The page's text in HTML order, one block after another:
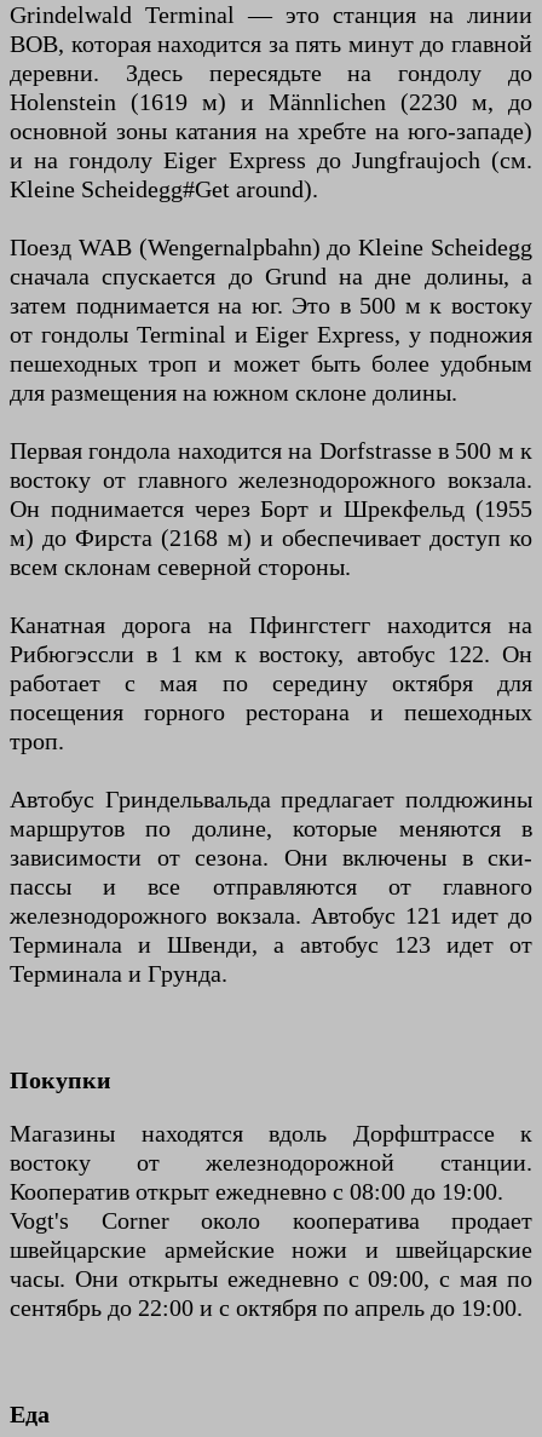
Grindelwald Terminal — это станция на линии
BOB, которая находится за пять минут до главной
деревни. Здесь пересядьте на гондолу до
Holenstein (1619 м) и Männlichen (2230 м, до
основной зоны катания на хребте на юго-западе)
и на гондолу Eiger Express до Jungfraujoch (см.
Kleine Scheidegg#Get around).
Поезд WAB (Wengernalpbahn) до Kleine Scheidegg
сначала спускается до Grund на дне долины, а
затем поднимается на юг. Это в 500 м к востоку
от гондолы Terminal и Eiger Express, у подножия
пешеходных троп и может быть более удобным
для размещения на южном склоне долины.
Первая гондола находится на Dorfstrasse в 500 м к
востоку от главного железнодорожного вокзала.
Он поднимается через Борт и Шрекфельд (1955
м) до Фирста (2168 м) и обеспечивает доступ ко
всем склонам северной стороны.
Канатная дорога на Пфингстегг находится на
Рибюгэссли в 1 км к востоку, автобус 122. Он
работает с мая по середину октября для
посещения горного ресторана и пешеходных
троп.
Автобус Гриндельвальда предлагает полдюжины
маршрутов по долине, которые меняются в
зависимости от сезона. Они включены в ски-
пассы и все отправляются от главного
железнодорожного вокзала. Автобус 121 идет до
Терминала и Швенди, а автобус 123 идет от
Терминала и Грунда.
Покупки
Магазины находятся вдоль Дорфштрассе к
востоку от железнодорожной станции.
Кооператив открыт ежедневно с 08:00 до 19:00.
Vogt's Corner около кооператива продает
швейцарские армейские ножи и швейцарские
часы. Они открыты ежедневно с 09:00, с мая по
сентябрь до 22:00 и с октября по апрель до 19:00.
Еда